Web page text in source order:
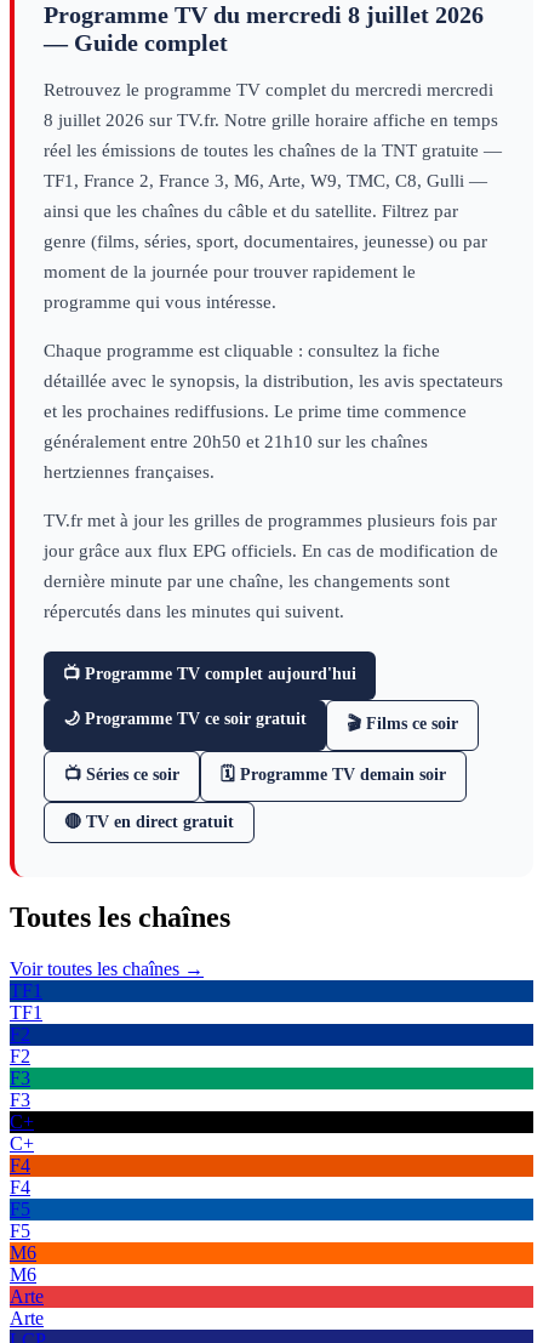
Programme TV du mercredi 8 juillet 2026
— Guide complet
Retrouvez le programme TV complet du mercredi mercredi
8 juillet 2026 sur TV.fr. Notre grille horaire affiche en temps
réel les émissions de toutes les chaînes de la TNT gratuite —
TF1, France 2, France 3, M6, Arte, W9, TMC, C8, Gulli —
ainsi que les chaînes du câble et du satellite. Filtrez par
genre (films, séries, sport, documentaires, jeunesse) ou par
moment de la journée pour trouver rapidement le
programme qui vous intéresse.
Chaque programme est cliquable : consultez la fiche
détaillée avec le synopsis, la distribution, les avis spectateurs
et les prochaines rediffusions. Le prime time commence
généralement entre 20h50 et 21h10 sur les chaînes
hertziennes françaises.
TV.fr met à jour les grilles de programmes plusieurs fois par
jour grâce aux flux EPG officiels. En cas de modification de
dernière minute par une chaîne, les changements sont
répercutés dans les minutes qui suivent.
📺 Programme TV complet aujourd'hui
🌙 Programme TV ce soir gratuit 🎬 Films ce soir
📺 Séries ce soir 🗓 Programme TV demain soir
🔴 TV en direct gratuit
Toutes les chaînes
Voir toutes les chaînes →
TF1
TF1
F2
F2
F3
F3
C+
C+
F4
F4
F5
F5
M6
M6
Arte
Arte